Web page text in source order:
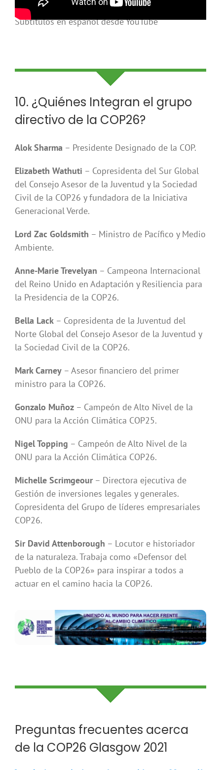
Subtítulos en español desde YouTube
10. ¿Quiénes Integran el grupo
directivo de la COP26?
Alok Sharma – Presidente Designado de la COP.
Elizabeth Wathuti – Copresidenta del Sur Global
del Consejo Asesor de la Juventud y la Sociedad
Civil de la COP26 y fundadora de la Iniciativa
Generacional Verde.
Lord Zac Goldsmith – Ministro de Pacífico y Medio
Ambiente.
Anne-Marie Trevelyan – Campeona Internacional
del Reino Unido en Adaptación y Resiliencia para
la Presidencia de la COP26.
Bella Lack– Copresidenta de la Juventud del
Norte Global del Consejo Asesor de la Juventud y
la Sociedad Civil de la COP26.
Mark Carney– Asesor financiero del primer
ministro para la COP26.
Gonzalo Muñoz– Campeón de Alto Nivel de la
ONU para la Acción Climática COP25.
Nigel Topping – Campeón de Alto Nivel de la
ONU para la Acción Climática COP26.
Michelle Scrimgeour– Directora ejecutiva de
Gestión de inversiones legales y generales.
Copresidenta del Grupo de líderes empresariales
COP26.
Sir David Attenborough – Locutor e historiador
de la naturaleza. Trabaja como «Defensor del
Pueblo de la COP26» para inspirar a todos a
actuar en el camino hacia la COP26.
Preguntas frecuentes acerca
de la COP26 Glasgow 2021